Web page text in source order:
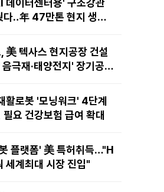
데이터센터용' 구조강관
다‥年 47만톤 현지 생산
美 텍사스 현지공장 건설
음극재·태양전지' 장기공급
활로봇 '모닝워크' 4단계
요 건강보험 급여 확대
플랫폼' 美 특허취득…"H
세계최대 시장 진입"